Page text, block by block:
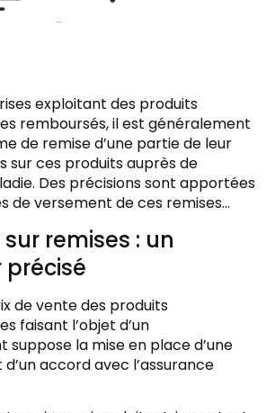
exploitant des produits
remboursés, il est généralement
de remise d’une partie de leur
sur ces produits auprès de
Des précisions sont apportées
de versement de ces remises…
remises : un
de vente des produits
faisant l’objet d’un
suppose la mise en place d’une
accord avec l’assurance